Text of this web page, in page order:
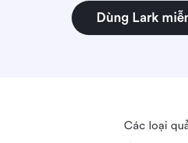
Dùng Lark
Các loại